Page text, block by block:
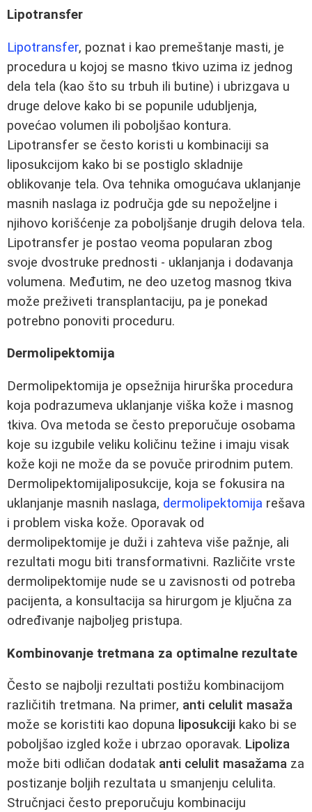
Lipotransfer
Lipotransfer, poznat i kao premeštanje masti, je
procedura u kojoj se masno tkivo uzima iz jednog
dela tela (kao što su trbuh ili butine) i ubrizgava u
druge delove kako bi se popunile udubljenja,
povećao volumen ili poboljšao kontura.
Lipotransfer se često koristi u kombinaciji sa
liposukcijom kako bi se postiglo skladnije
oblikovanje tela. Ova tehnika omogućava uklanjanje
masnih naslaga iz područja gde su nepoželjne i
njihovo korišćenje za poboljšanje drugih delova tela.
Lipotransfer je postao veoma popularan zbog
svoje dvostruke prednosti - uklanjanja i dodavanja
volumena. Međutim, ne deo uzetog masnog tkiva
može preživeti transplantaciju, pa je ponekad
potrebno ponoviti proceduru.
Dermolipektomija
Dermolipektomija je opsežnija hirurška procedura
koja podrazumeva uklanjanje viška kože i masnog
tkiva. Ova metoda se često preporučuje osobama
koje su izgubile veliku količinu težine i imaju visak
kože koji ne može da se povuče prirodnim putem.
Dermolipektomijaliposukcije, koja se fokusira na
uklanjanje masnih naslaga, dermolipektomija rešava
i problem viska kože. Oporavak od
dermolipektomije je duži i zahteva više pažnje, ali
rezultati mogu biti transformativni. Različite vrste
dermolipektomije nude se u zavisnosti od potreba
pacijenta, a konsultacija sa hirurgom je ključna za
određivanje najboljeg pristupa.
Kombinovanje tretmana za optimalne rezultate
Često se najbolji rezultati postižu kombinacijom
različitih tretmana. Na primer, anti celulit masaža
može se koristiti kao dopuna liposukciji kako bi se
poboljšao izgled kože i ubrzao oporavak. Lipoliza
može biti odličan dodatak anti celulit masažama za
postizanje boljih rezultata u smanjenju celulita.
Stručnjaci često preporučuju kombinaciju